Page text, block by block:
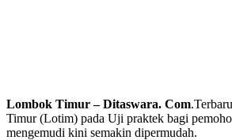
Lombok Timur – Ditaswara. Com
Timur (Lotim) pada Uji praktek bagi
mengemudi kini semakin dipermudah.